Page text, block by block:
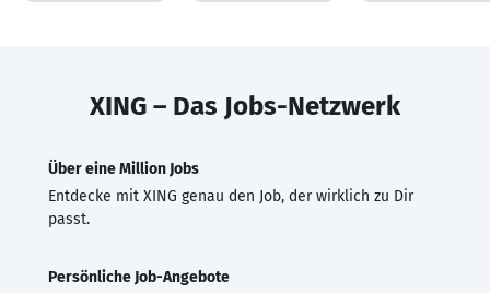
XING – Das Jobs-Netzwerk
Über eine Million Jobs
Entdecke mit XING genau den Job, der wirklich zu Dir
passt.
Persönliche Job-Angebote